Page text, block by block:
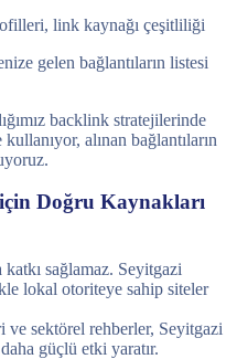
link kaynağı çeşitliliği
gelen bağlantıların listesi
backlink stratejilerinde
alınan bağlantıların
Doğru Kaynakları
sağlamaz. Seyitgazi
lokal otoriteye sahip siteler
ve sektörel rehberler, Seyitgazi
güçlü etki yaratır.